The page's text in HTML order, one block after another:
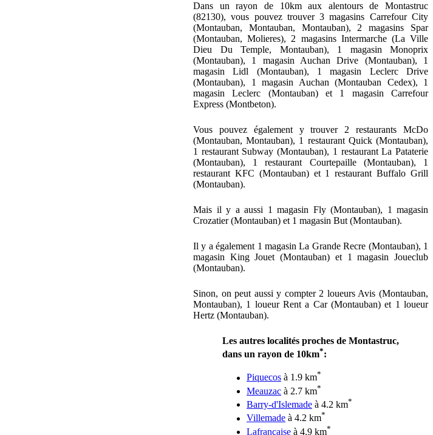
Dans un rayon de 10km aux alentours de Montastruc
(82130), vous pouvez trouver 3 magasins Carrefour City
(Montauban, Montauban, Montauban), 2 magasins Spar
(Montauban, Molieres), 2 magasins Intermarche (La Ville
Dieu Du Temple, Montauban), 1 magasin Monoprix
(Montauban), 1 magasin Auchan Drive (Montauban), 1
magasin Lidl (Montauban), 1 magasin Leclerc Drive
(Montauban), 1 magasin Auchan (Montauban Cedex), 1
magasin Leclerc (Montauban) et 1 magasin Carrefour
Express (Montbeton).
Vous pouvez également y trouver 2 restaurants McDo
(Montauban, Montauban), 1 restaurant Quick (Montauban),
1 restaurant Subway (Montauban), 1 restaurant La Pataterie
(Montauban), 1 restaurant Courtepaille (Montauban), 1
restaurant KFC (Montauban) et 1 restaurant Buffalo Grill
(Montauban).
Mais il y a aussi 1 magasin Fly (Montauban), 1 magasin
Crozatier (Montauban) et 1 magasin But (Montauban).
Il y a également 1 magasin La Grande Recre (Montauban), 1
magasin King Jouet (Montauban) et 1 magasin Joueclub
(Montauban).
Sinon, on peut aussi y compter 2 loueurs Avis (Montauban,
Montauban), 1 loueur Rent a Car (Montauban) et 1 loueur
Hertz (Montauban).
Les autres localités proches de Montastruc,
dans un rayon de 10km*:
Piquecos à 1.9 km*
Meauzac à 2.7 km*
Barry-d'Islemade à 4.2 km*
Villemade à 4.2 km*
Lafrançaise à 4.9 km*